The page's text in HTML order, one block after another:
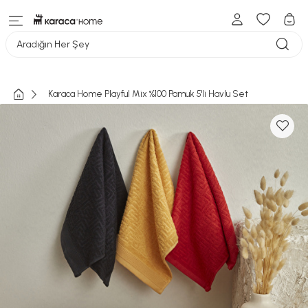
Aradığın Her Şey
Karaca Home Playful Mix %100 Pamuk 5'li Havlu Set